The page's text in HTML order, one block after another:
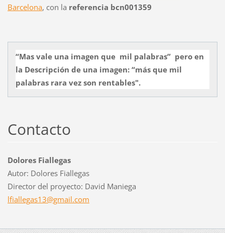
Barcelona, con la referencia bcn001359
“Mas vale una imagen que mil palabras” pero en
la Descripción de una imagen: “más que mil
palabras rara vez son rentables".
Contacto
Dolores Fiallegas
Autor: Dolores Fiallegas
Director del proyecto: David Maniega
lfiallegas13@gmail.com